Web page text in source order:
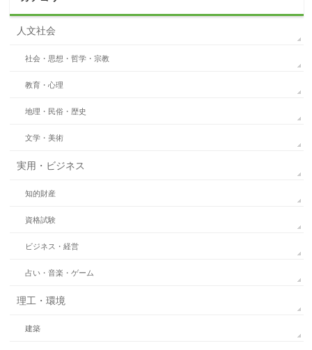
人文社会
社会・思想・哲学・宗教
教育・心理
地理・民俗・歴史
文学・美術
実用・ビジネス
知的財産
資格試験
ビジネス・経営
占い・音楽・ゲーム
理工・環境
建築